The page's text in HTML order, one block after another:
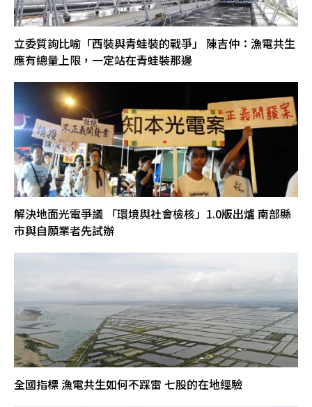
立委質詢比喻「西裝與青蛙裝的戰爭」 陳吉仲：漁電共生
應有總量上限，一定站在青蛙裝那邊
解決地面光電爭議 「環境與社會檢核」1.0版出爐 南部縣
市與自願業者先試辦
全國指標 漁電共生如何不踩雷 七股的在地經驗